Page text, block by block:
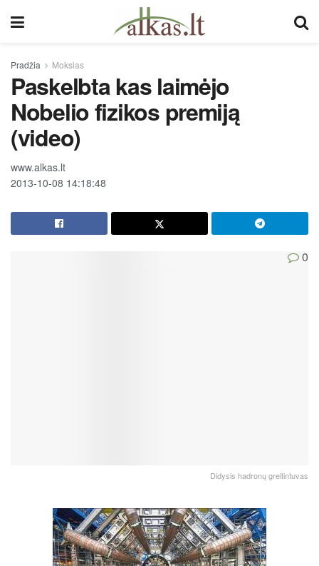
Pradžia Mokslas
Paskelbta kas laimėjo
Nobelio fizikos premiją
(video)
www.alkas.lt
2013-10-08 14:18:48
0
Didysis hadronų greitintuvas